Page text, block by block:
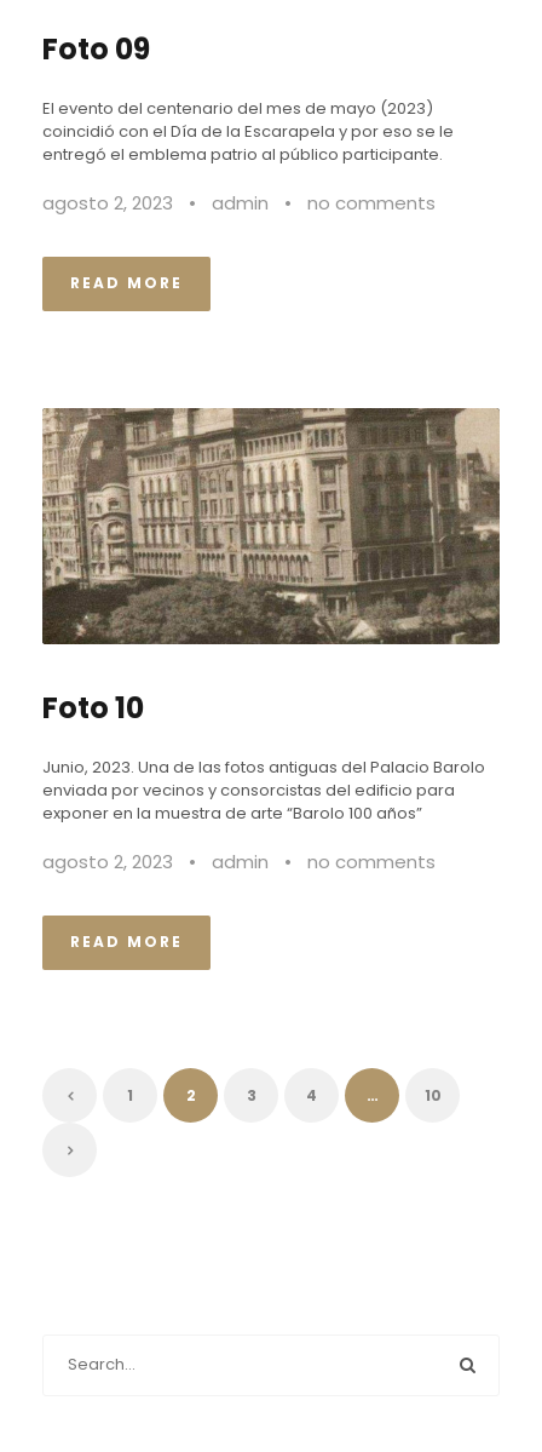
Foto 09
El evento del centenario del mes de mayo (2023)
coincidió con el Día de la Escarapela y por eso se le
entregó el emblema patrio al público participante.
agosto 2, 2023 • admin • no comments
READ MORE
Foto 10
Junio, 2023. Una de las fotos antiguas del Palacio Barolo
enviada por vecinos y consorcistas del edificio para
exponer en la muestra de arte “Barolo 100 años”
agosto 2, 2023 • admin • no comments
READ MORE
1 2 3 4 … 10